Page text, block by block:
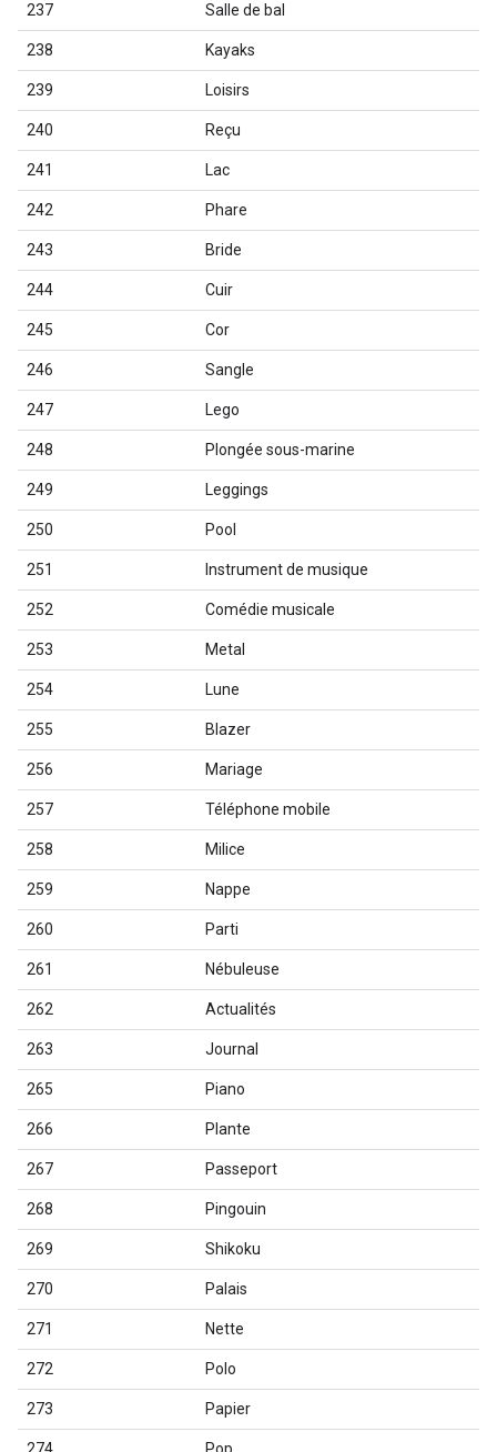
237 Salle de bal
238 Kayaks
239 Loisirs
240 Reçu
241 Lac
242 Phare
243 Bride
244 Cuir
245 Cor
246 Sangle
247 Lego
248 Plongée sous-marine
249 Leggings
250 Pool
251 Instrument de musique
252 Comédie musicale
253 Metal
254 Lune
255 Blazer
256 Mariage
257 Téléphone mobile
258 Milice
259 Nappe
260 Parti
261 Nébuleuse
262 Actualités
263 Journal
265 Piano
266 Plante
267 Passeport
268 Pingouin
269 Shikoku
270 Palais
271 Nette
272 Polo
273 Papier